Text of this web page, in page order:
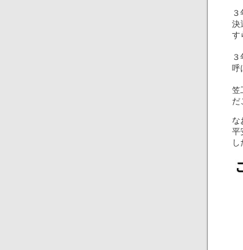
決
す
呼
笠
だ
な
平
し